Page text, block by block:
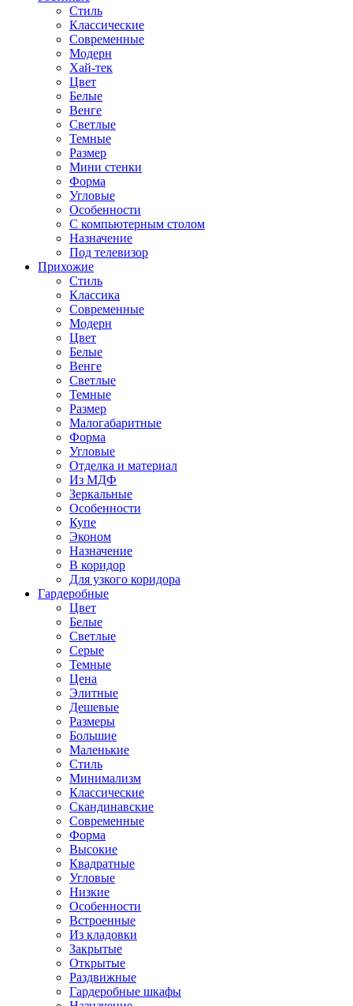
Стиль
Классические
Современные
Модерн
Хай-тек
Цвет
Белые
Венге
Светлые
Темные
Размер
Мини стенки
Форма
Угловые
Особенности
С компьютерным столом
Назначение
Под телевизор
Прихожие
Стиль
Классика
Современные
Модерн
Цвет
Белые
Венге
Светлые
Темные
Размер
Малогабаритные
Форма
Угловые
Отделка и материал
Из МДФ
Зеркальные
Особенности
Купе
Эконом
Назначение
В коридор
Для узкого коридора
Гардеробные
Цвет
Белые
Светлые
Серые
Темные
Цена
Элитные
Дешевые
Размеры
Большие
Маленькие
Стиль
Минимализм
Классические
Скандинавские
Современные
Форма
Высокие
Квадратные
Угловые
Низкие
Особенности
Встроенные
Из кладовки
Закрытые
Открытые
Раздвижные
Гардеробные шкафы